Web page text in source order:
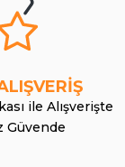
ile Alışverişte
Güvende